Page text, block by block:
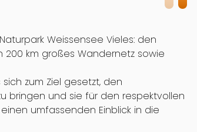
Weissensee Vieles: den
200 km großes Wandernetz sowie
zum Ziel gesetzt, den
bringen und sie für den respektvollen
umfassenden Einblick in die